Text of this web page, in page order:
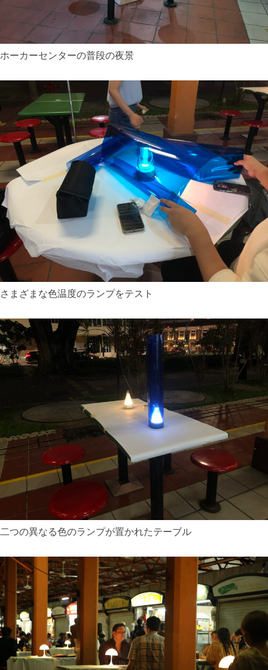
ホーカーセンターの普段の夜景
さまざまな色温度のランプをテスト
二つの異なる色のランプが置かれたテーブル